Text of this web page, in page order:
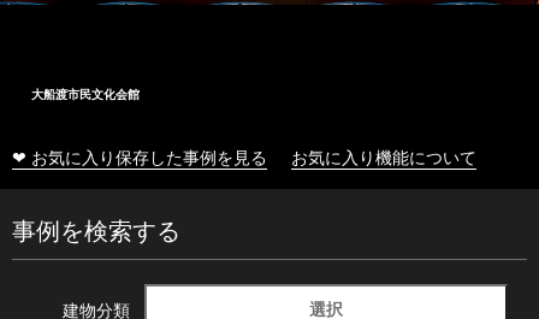
大船渡市民文化会館
❤ お気に入り保存した事例を見る お気に入り機能について
事例を検索する
建物分類 選択